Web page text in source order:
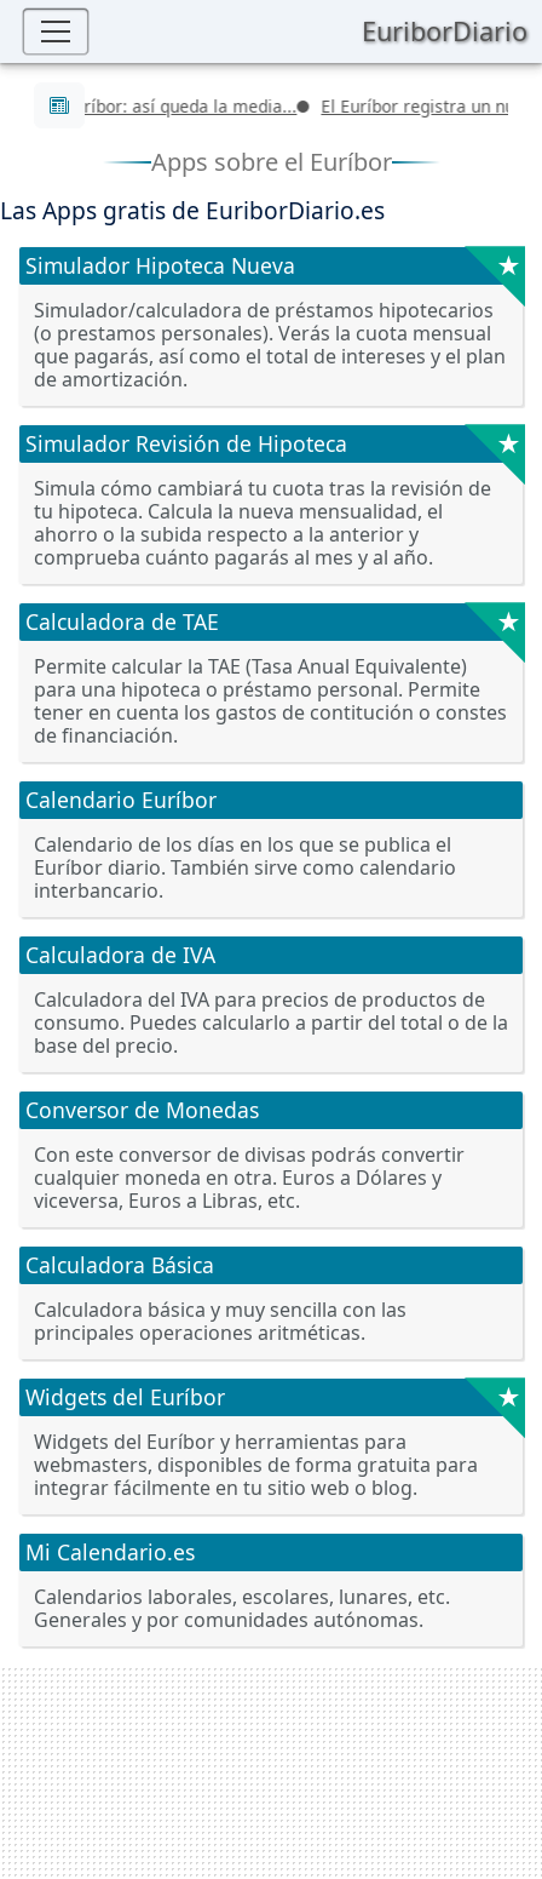
EuriborDiario
Últimas noticias
del Euríbor: así queda la media... El Euríbor registra un nuevo
Apps sobre el Euríbor
Las Apps gratis de EuriborDiario.es
★
Simulador Hipoteca Nueva
Simulador/calculadora de préstamos hipotecarios
(o prestamos personales). Verás la cuota mensual
que pagarás, así como el total de intereses y el plan
de amortización.
★
Simulador Revisión de Hipoteca
Simula cómo cambiará tu cuota tras la revisión de
tu hipoteca. Calcula la nueva mensualidad, el
ahorro o la subida respecto a la anterior y
comprueba cuánto pagarás al mes y al año.
★
Calculadora de TAE
Permite calcular la TAE (Tasa Anual Equivalente)
para una hipoteca o préstamo personal. Permite
tener en cuenta los gastos de contitución o constes
de financiación.
Calendario Euríbor
Calendario de los días en los que se publica el
Euríbor diario. También sirve como calendario
interbancario.
Calculadora de IVA
Calculadora del IVA para precios de productos de
consumo. Puedes calcularlo a partir del total o de la
base del precio.
Conversor de Monedas
Con este conversor de divisas podrás convertir
cualquier moneda en otra. Euros a Dólares y
viceversa, Euros a Libras, etc.
Calculadora Básica
Calculadora básica y muy sencilla con las
principales operaciones aritméticas.
★
Widgets del Euríbor
Widgets del Euríbor y herramientas para
webmasters, disponibles de forma gratuita para
integrar fácilmente en tu sitio web o blog.
Mi Calendario.es
Calendarios laborales, escolares, lunares, etc.
Generales y por comunidades autónomas.